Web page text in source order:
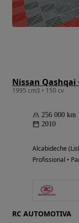
Nissan Qashqai
1995 cm3 • 150 cv
256 000 km
2010
Alcabideche
Profissional •
RC AUTOMOTIVA